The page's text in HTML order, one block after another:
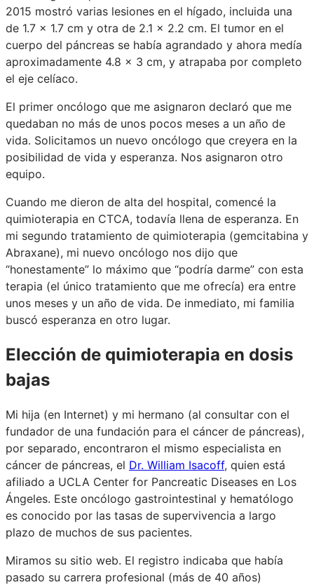
2015 mostró varias lesiones en el hígado, incluida una
de 1.7 x 1.7 cm y otra de 2.1 x 2.2 cm. El tumor en el
cuerpo del páncreas se había agrandado y ahora medía
aproximadamente 4.8 x 3 cm, y atrapaba por completo
el eje celíaco.
El primer oncólogo que me asignaron declaró que me
quedaban no más de unos pocos meses a un año de
vida. Solicitamos un nuevo oncólogo que creyera en la
posibilidad de vida y esperanza. Nos asignaron otro
equipo.
Cuando me dieron de alta del hospital, comencé la
quimioterapia en CTCA, todavía llena de esperanza. En
mi segundo tratamiento de quimioterapia (gemcitabina y
Abraxane), mi nuevo oncólogo nos dijo que
“honestamente” lo máximo que “podría darme” con esta
terapia (el único tratamiento que me ofrecía) era entre
unos meses y un año de vida. De inmediato, mi familia
buscó esperanza en otro lugar.
Elección de quimioterapia en dosis
bajas
Mi hija (en Internet) y mi hermano (al consultar con el
fundador de una fundación para el cáncer de páncreas),
por separado, encontraron el mismo especialista en
cáncer de páncreas, el Dr. William Isacoff, quien está
afiliado a UCLA Center for Pancreatic Diseases en Los
Ángeles. Este oncólogo gastrointestinal y hematólogo
es conocido por las tasas de supervivencia a largo
plazo de muchos de sus pacientes.
Miramos su sitio web. El registro indicaba que había
pasado su carrera profesional (más de 40 años)